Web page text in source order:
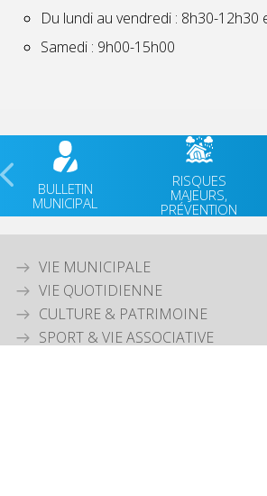
Du lundi au vendredi : 8h30-12h30
Samedi : 9h00-15h00
BULLETIN
MUNICIPAL
RISQUES
MAJEURS,
PRÉVENTION
VIE MUNICIPALE
VIE QUOTIDIENNE
CULTURE & PATRIMOINE
SPORT & VIE ASSOCIATIVE